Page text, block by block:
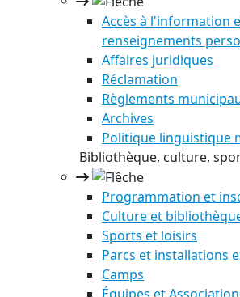
Accès à l'information
renseignements
Affaires juridiques
Réclamation
Règlements
Archives
Politique linguistique
Bibliothèque, culture,
Programmation et
Culture et
Sports et loisirs
Parcs et installations
Camps